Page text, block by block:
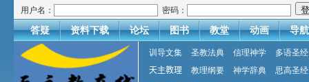
用户名： 密码：
答疑 资料下载 论坛 图书 教堂 动画 导航
训导文集 圣教法典 信理神学
多语圣经
天主教理
教理纲要 神学辞典
思高圣经